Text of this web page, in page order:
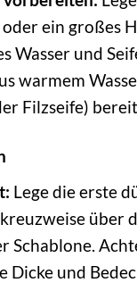
ein großes
Wasser und
warmem
Filzseife)
Lege die erste
über
Schablone.
Dicke und